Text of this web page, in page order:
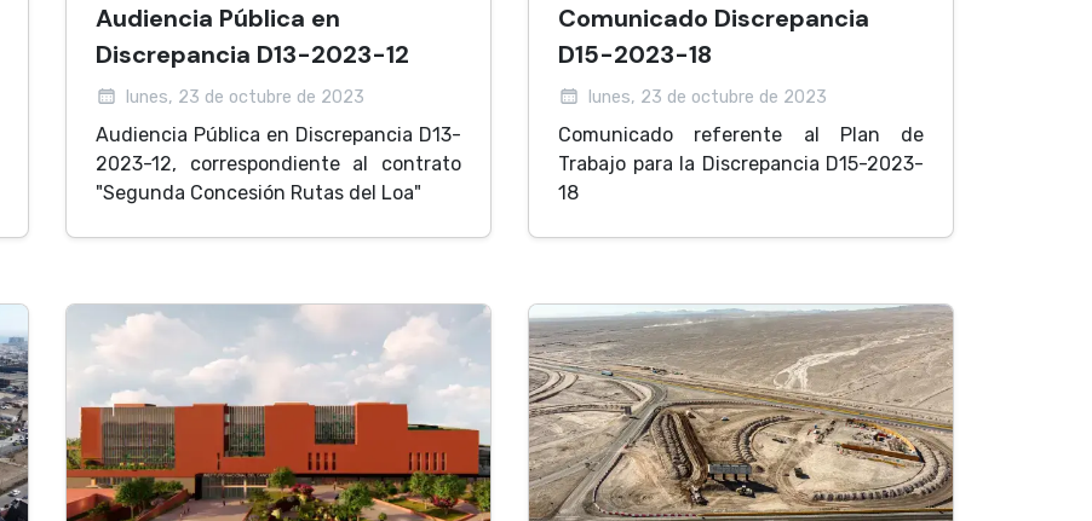
Audiencia Pública en
Discrepancia D13-2023-12
lunes, 23 de octubre de 2023
Audiencia Pública en Discrepancia D13-
2023-12, correspondiente al contrato
"Segunda Concesión Rutas del Loa"
Comunicado Discrepancia
D15-2023-18
lunes, 23 de octubre de 2023
Comunicado referente al Plan de
Trabajo para la Discrepancia D15-2023-
18